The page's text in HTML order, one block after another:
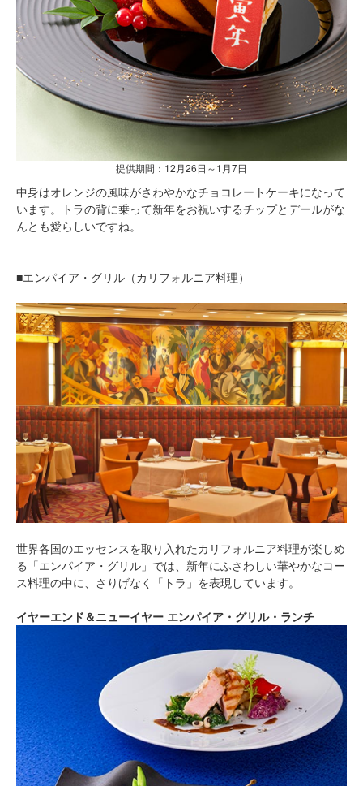
提供期間：12月26日～1月7日
中身はオレンジの風味がさわやかなチョコレートケーキになって
います。トラの背に乗って新年をお祝いするチップとデールがな
んとも愛らしいですね。
■エンパイア・グリル（カリフォルニア料理）
世界各国のエッセンスを取り入れたカリフォルニア料理が楽しめ
る「エンパイア・グリル」では、新年にふさわしい華やかなコー
ス料理の中に、さりげなく「トラ」を表現しています。
イヤーエンド＆ニューイヤー エンパイア・グリル・ランチ